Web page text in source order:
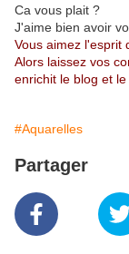
Ca vous plait ?
J'aime bien avoir
Vous aimez l'esprit
Alors laissez vos
enrichit le blog et
#Aquarelles
Partager